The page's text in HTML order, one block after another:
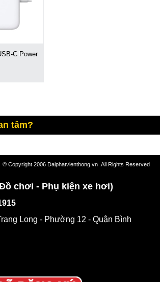
C Power
tâm?
© Copyright 2006 Daiphatvienthong.vn .All Rights Reserved
chơi - Phụ kiện xe hơi)
Long - Phường 12 - Quận Bình